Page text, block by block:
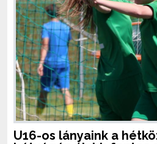
U16-os lányaink a